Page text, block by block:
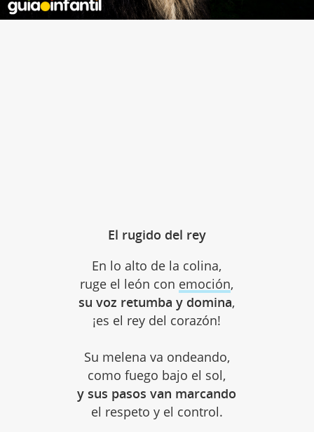
El rugido del rey
En lo alto de la colina,
ruge el león con emoción,
su voz retumba y domina,
¡es el rey del corazón!
Su melena va ondeando,
como fuego bajo el sol,
y sus pasos van marcando
el respeto y el control.